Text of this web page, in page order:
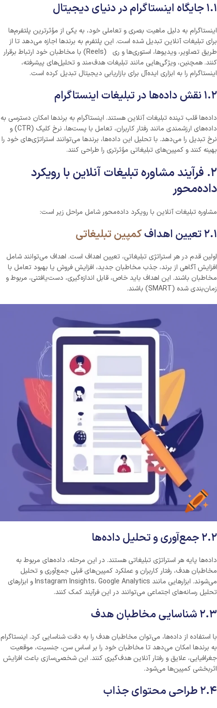
۱.۱ جایگاه اینستاگرام در دنیای دیجیتال
اینستاگرام به دلیل ماهیت بصری و تعاملی خود، به یکی از مؤثرترین پلتفرم‌ها
برای تبلیغات آنلاین تبدیل شده است. این پلتفرم به برندها اجازه می‌دهد تا از
طریق تصاویر، ویدیوها، استوری‌ها و ری (Reels) با مخاطبان خود ارتباط برقرار
کنند. همچنین، ویژگی‌هایی مانند تبلیغات هدف‌مند و تحلیل‌های پیشرفته،
اینستاگرام را به ابزاری ایده‌آل برای بازاریابی دیجیتال تبدیل کرده است.
۱.۲ نقش داده‌ها در تبلیغات اینستاگرام
داده‌ها قلب تپنده تبلیغات آنلاین هستند. اینستاگرام به برندها امکان دسترسی به
داده‌های ارزشمندی مانند رفتار کاربران، تعامل با پست‌ها، نرخ کلیک (CTR) و
نرخ تبدیل را می‌دهد. با تحلیل این داده‌ها، برندها می‌توانند استراتژی‌های خود را
بهینه کنند و کمپین‌های تبلیغاتی مؤثرتری را طراحی کنند.
۲. فرآیند مشاوره تبلیغات آنلاین با رویکرد
داده‌محور
مشاوره تبلیغات آنلاین با رویکرد داده‌محور شامل مراحل زیر است:
۲.۱ تعیین اهداف کمپین تبلیغاتی
اولین قدم در هر استراتژی تبلیغاتی، تعیین اهداف است. اهداف می‌توانند شامل
افزایش آگاهی از برند، جذب مخاطبان جدید، افزایش فروش یا بهبود تعامل با
مخاطبان باشند. این اهداف باید خاص، قابل اندازه‌گیری، دست‌یافتنی، مربوط و
زمان‌بندی شده (SMART) باشند.
۲.۲ جمع‌آوری و تحلیل داده‌ها
داده‌ها پایه هر استراتژی تبلیغاتی هستند. در این مرحله، داده‌های مربوط به
مخاطبان هدف، رفتار کاربران و عملکرد کمپین‌های قبلی جمع‌آوری و تحلیل
می‌شوند. ابزارهایی مانند Instagram Insights، Google Analytics و ابزارهای
تحلیل رسانه‌های اجتماعی می‌توانند در این فرآیند کمک کنند.
۲.۳ شناسایی مخاطبان هدف
با استفاده از داده‌ها، می‌توان مخاطبان هدف را به دقت شناسایی کرد. اینستاگرام
به برندها امکان می‌دهد تا مخاطبان خود را بر اساس سن، جنسیت، موقعیت
جغرافیایی، علایق و رفتار آنلاین هدف‌گیری کنند. این شخصی‌سازی باعث افزایش
اثربخشی کمپین‌ها می‌شود.
۲.۴ طراحی محتوای جذاب